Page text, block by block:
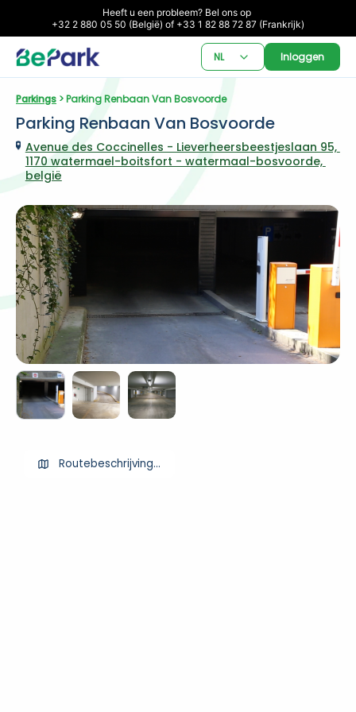
Heeft u een probleem? Bel ons op
+32 2 880 05 50 (België) of +33 1 82 88 72 87 (Frankrijk)
NL Inloggen
Parkings > Parking Renbaan Van Bosvoorde
Parking Renbaan Van Bosvoorde
Avenue des Coccinelles - Lieverheersbeestjeslaan 95,
1170 watermael-boitsfort - watermaal-bosvoorde,
belgië
Routebeschrijving ophalen